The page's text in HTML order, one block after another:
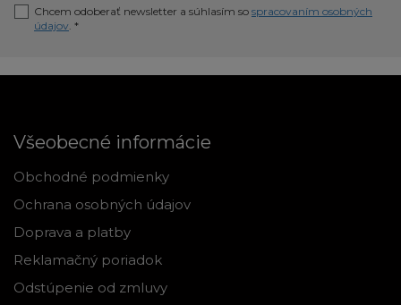
Chcem odoberať newsletter a súhlasím so spracovaním osobných
údajov . *
Všeobecné informácie
Obchodné podmienky
Ochrana osobných údajov
Doprava a platby
Reklamačný poriadok
Odstúpenie od zmluvy